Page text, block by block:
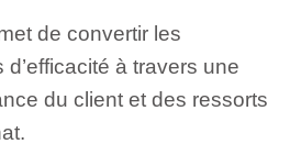
de convertir les
à travers une
du client et des ressorts